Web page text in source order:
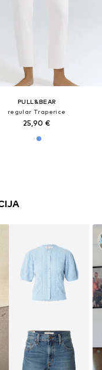
PULL&BEAR
regular Traperice
25,90 €